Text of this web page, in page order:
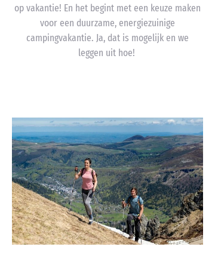
op vakantie! En het begint met een keuze maken
voor een duurzame, energiezuinige
campingvakantie. Ja, dat is mogelijk en we
leggen uit hoe!